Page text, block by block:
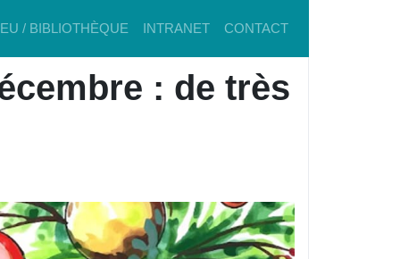
/ BIBLIOTHÈQUE INTRANET CONTACT
: de très